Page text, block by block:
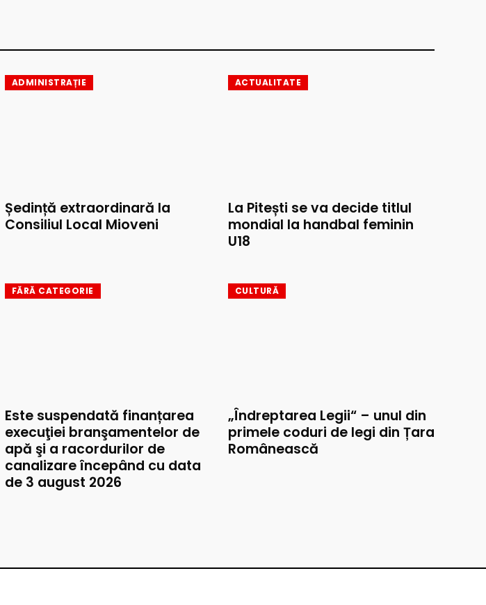
ADMINISTRAȚIE
Ședință extraordinară la
Consiliul Local Mioveni
ACTUALITATE
La Pitești se va decide titlul
mondial la handbal feminin
U18
FĂRĂ CATEGORIE
Este suspendată finanțarea
execuţiei branşamentelor de
apă şi a racordurilor de
canalizare începând cu data
de 3 august 2026
CULTURĂ
„Îndreptarea Legii“ – unul din
primele coduri de legi din Țara
Românească